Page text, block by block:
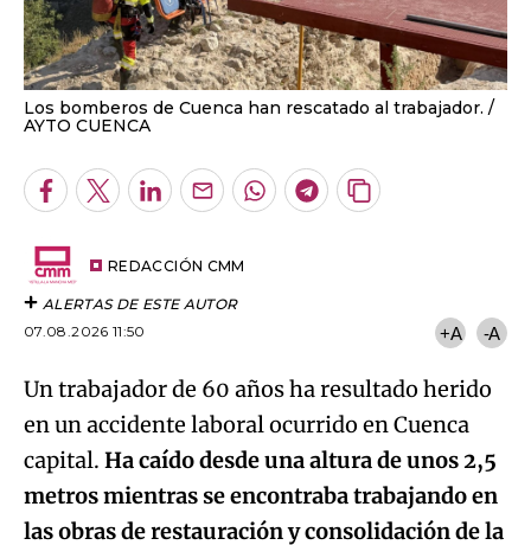
Los bomberos de Cuenca han rescatado al trabajador.
AYTO CUENCA
Facebook
TwitterLinkedInEnviarWhatsapp
Telegram
Copiar
REDACCIÓN CMM
ALERTAS DE ESTE AUTOR
07.08.2026 11:50
+A -A
Un trabajador de 60 años ha resultado herido
en un accidente laboral ocurrido en Cuenca
capital. Ha caído desde una altura de unos 2,5
metros mientras se encontraba trabajando en
las obras de restauración y consolidación de la